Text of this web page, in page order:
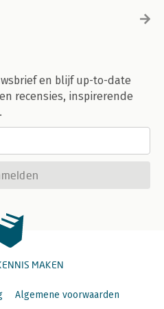
en blijf up-to-date
recensies, inspirerende
MAKEN
Algemene voorwaarden